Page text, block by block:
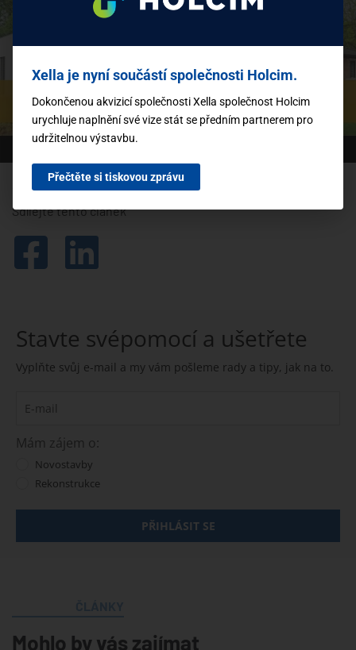
která může shromažďovat údaje o vaší aktivitě.
podrobnosti a přijměte podmínky služby.
Další informace
Platform
Sdílejte tento článek
Stavte svépomocí a ušetřete
Vyplňte svůj e-mail a my vám pošleme rady a tipy, jak na to.
Mám zájem o:
Novostavby
Rekonstrukce
PŘIHLÁSIT SE
Mohlo by vás zajímat
Xella je nyní součástí společnosti Holcim.
Dokončenou akvizicí společnosti Xella společnost Holcim
urychluje naplnění své vize stát se předním partnerem pro
udržitelnou výstavbu.
Přečtěte si tiskovou zprávu